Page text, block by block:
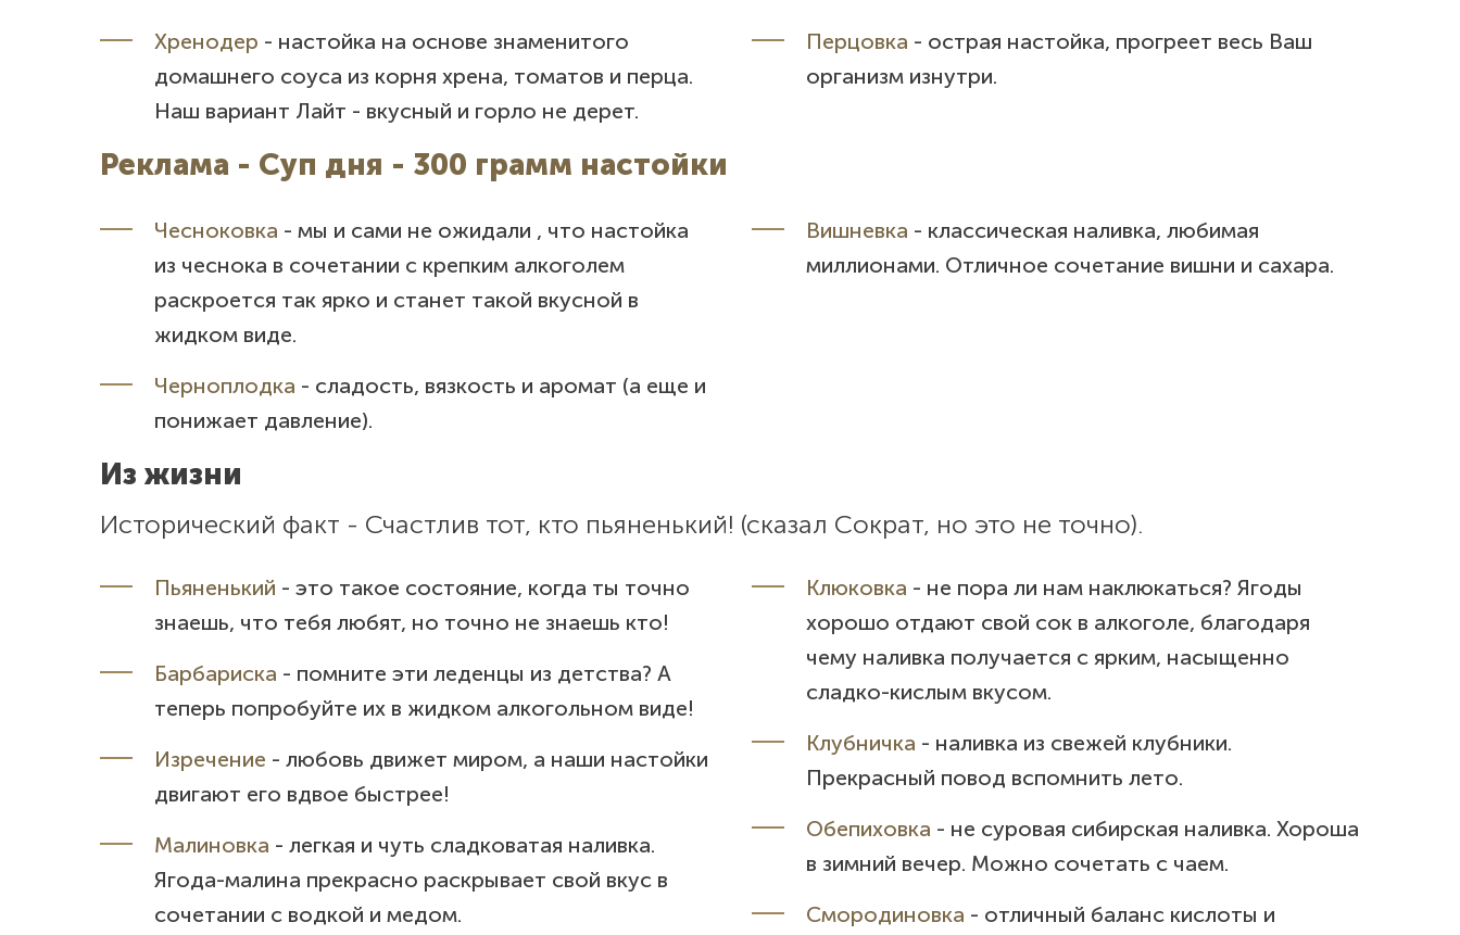
Как Вас зовут?
Электронная почта
Сообщение
Отправляя форму Вы соглашаетесь
Отправить
Как Вас зовут?
Контактный телефон
Сообщение
Отправляя форму Вы соглашаетесь
Отправить
Закрыть
Хренодер - настойка на основе знаменитого
домашнего соуса из корня хрена, томатов и перца.
Наш вариант Лайт - вкусный и горло не дерет.
Перцовка - острая настойка, прогреет весь Ваш
организм изнутри.
Реклама - Суп дня - 300 грамм настойки
Чесноковка - мы и сами не ожидали , что настойка
из чеснока в сочетании с крепким алкоголем
раскроется так ярко и станет такой вкусной в
жидком виде.
Черноплодка - сладость, вязкость и аромат (а еще и
понижает давление).
Вишневка - классическая наливка, любимая
миллионами. Отличное сочетание вишни и сахара.
Из жизни
Исторический факт - Счастлив тот, кто пьяненький! (сказал Сократ, но это не точно).
Пьяненький - это такое состояние, когда ты точно
знаешь, что тебя любят, но точно не знаешь кто!
Барбариска - помните эти леденцы из детства? А
теперь попробуйте их в жидком алкогольном виде!
Изречение - любовь движет миром, а наши настойки
двигают его вдвое быстрее!
Малиновка - легкая и чуть сладковатая наливка.
Ягода-малина прекрасно раскрывает свой вкус в
сочетании с водкой и медом.
Клюковка - не пора ли нам наклюкаться? Ягоды
хорошо отдают свой сок в алкоголе, благодаря
чему наливка получается с ярким, насыщенно
сладко-кислым вкусом.
Клубничка - наливка из свежей клубники.
Прекрасный повод вспомнить лето.
Обепиховка - не суровая сибирская наливка. Хороша
в зимний вечер. Можно сочетать с чаем.
Смородиновка - отличный баланс кислоты и